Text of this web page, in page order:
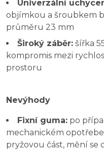
Univerzální
objímkou a šroubkem
průměru 23 mm
Široký záběr: šířka
kompromis mezi
prostoru
Nevýhody
Fixní guma: po
mechanickém
pryžovou část, mění se